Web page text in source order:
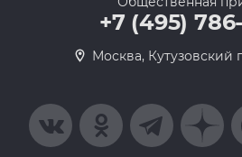
+7 (495)
Москва, Кутузовский